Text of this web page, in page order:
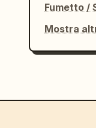
Fumetto /
Mostra